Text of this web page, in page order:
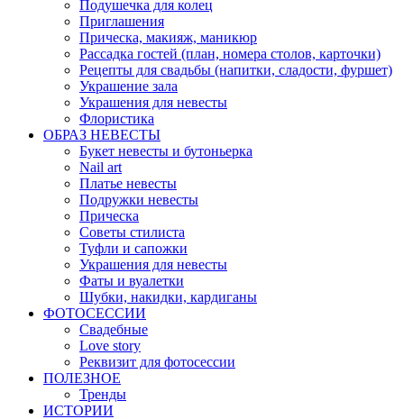
Подушечка для колец
Приглашения
Прическа, макияж, маникюр
Рассадка гостей (план, номера столов, карточки)
Рецепты для свадьбы (напитки, сладости, фуршет)
Украшение зала
Украшения для невесты
Флористика
ОБРАЗ НЕВЕСТЫ
Букет невесты и бутоньерка
Nail art
Платье невесты
Подружки невесты
Прическа
Советы стилиста
Туфли и сапожки
Украшения для невесты
Фаты и вуалетки
Шубки, накидки, кардиганы
ФОТОСЕССИИ
Свадебные
Love story
Реквизит для фотосессии
ПОЛЕЗНОЕ
Тренды
ИСТОРИИ